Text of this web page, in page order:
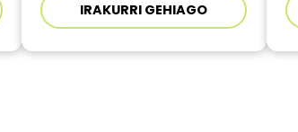
IRAKURRI GEHIAGO